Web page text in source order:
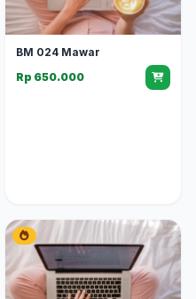
BM 024 Mawar
Rp 650.000